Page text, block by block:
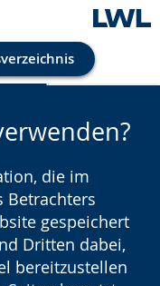
die im
Betrachters
gespeichert
Dritten dabei,
bereitzustellen